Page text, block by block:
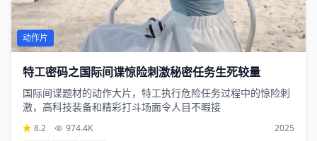
动作片
特工密码之国际间谍惊险刺激秘密任务生死较量
国际间谍题材的动作大片，特工执行危险任务过程中的惊险刺
激，高科技装备和精彩打斗场面令人目不暇接
8.2 974.4K
2025